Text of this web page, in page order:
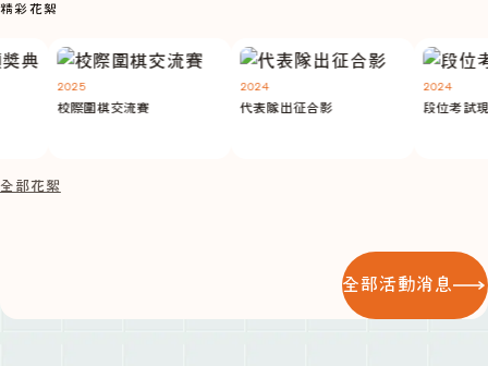
精彩花絮
2025
校際圍棋交流賽
2024
代表隊出征合影
2024
段位考試現
全部花絮
全部活動消息